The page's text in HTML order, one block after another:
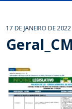
17 DE JANEIRO DE 2022